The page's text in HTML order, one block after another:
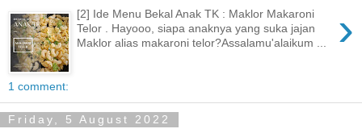
›
[2] Ide Menu Bekal Anak TK : Maklor Makaroni
Telor . Hayooo, siapa anaknya yang suka jajan
Maklor alias makaroni telor?Assalamu'alaikum ...
1 comment:
Friday, 5 August 2022